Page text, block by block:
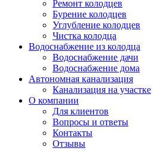
Ремонт колодцев
Бурение колодцев
Углубление колодцев
Чистка колодца
Водоснабжение из колодца
Водоснабжение дачи
Водоснабжение дома
Автономная канализация
Канализация на участке
О компании
Для клиентов
Вопросы и ответы
Контакты
Отзывы